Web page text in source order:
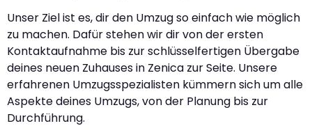
Unser Ziel ist es, dir den Umzug so einfach wie möglich
zu machen. Dafür stehen wir dir von der ersten
Kontaktaufnahme bis zur schlüsselfertigen Übergabe
deines neuen Zuhauses in Zenica zur Seite. Unsere
erfahrenen Umzugsspezialisten kümmern sich um alle
Aspekte deines Umzugs, von der Planung bis zur
Durchführung.